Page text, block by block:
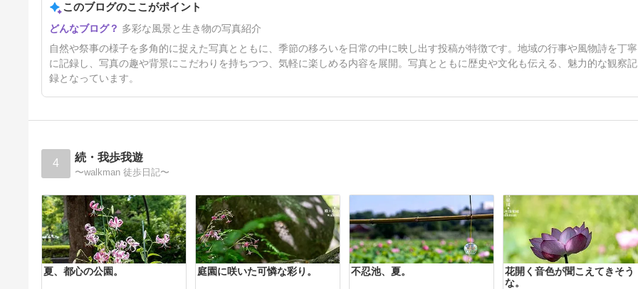
三津浜花火大会
4日前
このブログのここがポイント
多彩な風景と生き物の写真紹介
自然や祭事の様子を多角的に捉えた写真とともに、季節の移ろいを日常の中に映し出す投稿が特徴です。地域の行事や風物詩を丁寧
に記録し、写真の趣や背景にこだわりを持ちつつ、気軽に楽しめる内容を展開。写真とともに歴史や文化も伝える、魅力的な観察記
録となっています。
4 続・我歩我遊
〜walkman 徒歩日記〜
夏、都心の公園。 庭園に咲いた可憐な彩り。 不忍池、夏。
花開く音色が聞こえてきそう
な。